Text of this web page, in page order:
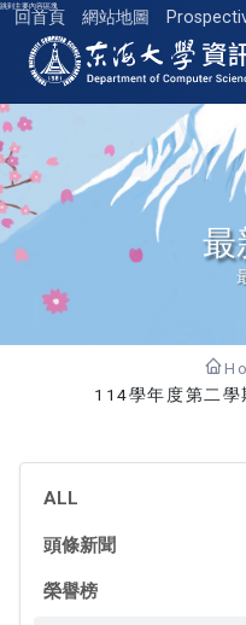
跳到主要內容區塊
回首頁 網站地圖
東海大學logo
最
114學年度第二
ALL
頭條新聞
榮譽榜